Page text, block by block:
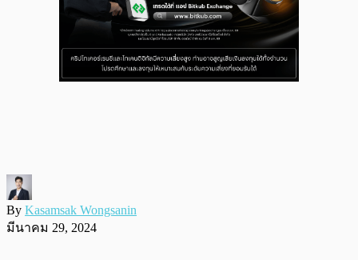
By Kasamsak Wongsanin
มีนาคม 29, 2024